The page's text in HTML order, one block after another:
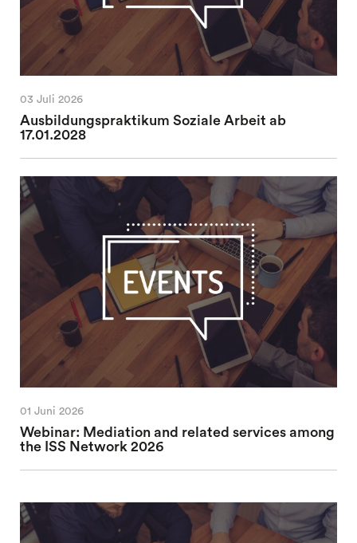
03 Juli 2026
Ausbildungspraktikum Soziale Arbeit ab
17.01.2028
01 Juni 2026
Webinar: Mediation and related services among
the ISS Network 2026